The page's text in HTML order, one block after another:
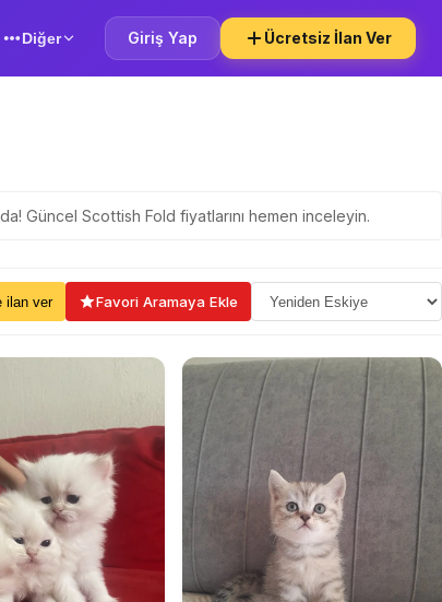
Diğer Giriş Yap Ücretsiz İlan Ver
Güncel Scottish Fold fiyatlarını hemen inceleyin.
ilan ver Favori Aramaya Ekle